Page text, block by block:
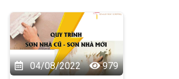
giúp bạn mua đúng
lượng sơn để sử dụng.
Sơn nhà Hải Phòng sẽ
giải đáp thắc mắc đó
cho mọi người.
04/08/2022
979